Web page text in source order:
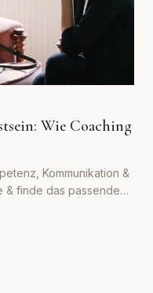
Wie Coaching
Kommunikation &
& finde das passende